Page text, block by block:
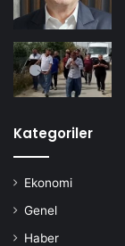
Kategoriler
Ekonomi
Genel
Haber